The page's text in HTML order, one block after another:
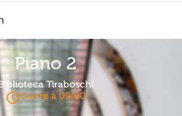
Piano 2
Tiraboschi
access_timeOuvre à 09:00